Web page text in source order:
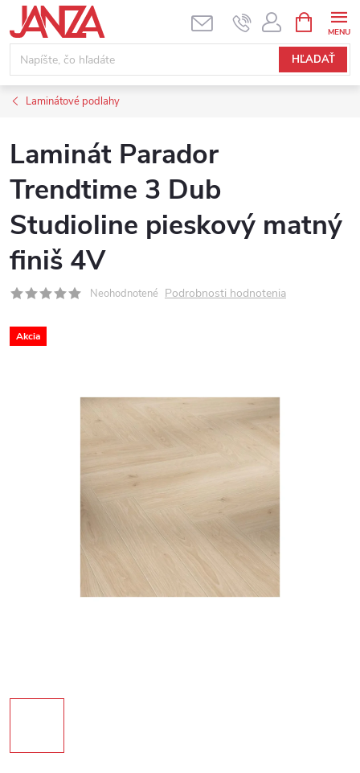
Prejsť na obsah
HĽADAŤ
Laminátové podlahy
Laminát Parador
Trendtime 3 Dub
Studioline pieskový matný
finiš 4V
Neohodnotené Podrobnosti hodnotenia
Akcia